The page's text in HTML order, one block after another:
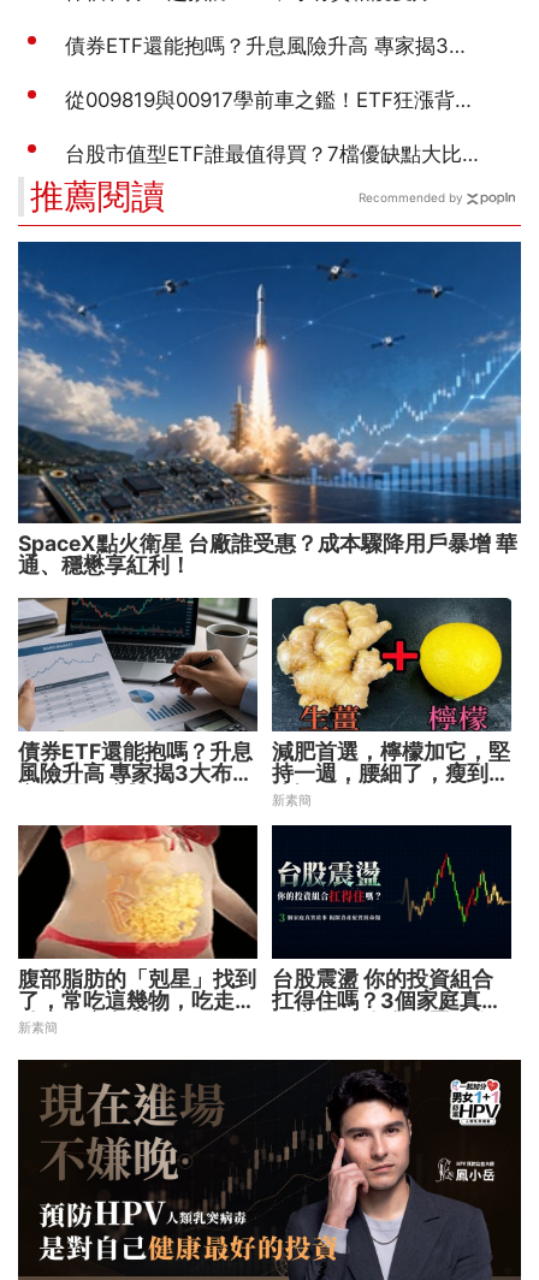
推薦閱讀
SpaceX點火衛星 台廠誰受惠？成本驟降用戶暴增 華
通、穩懋享紅利！
債券ETF還能抱嗎？升息
風險升高 專家揭3大布局
減肥首選，檸檬加它，堅
持一週，腰細了，瘦到你
懷疑人生
新素簡
腹部脂肪的「剋星」找到
了，常吃這幾物，吃走大
肚囊，瘦出小蠻腰
新素簡
台股震盪 你的投資組合
扛得住嗎？3個家庭真實
Recommended by